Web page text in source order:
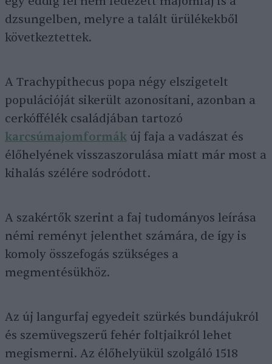
dzsungelben, melyre a talált ürülékekből
következtettek.
A Trachypithecus popa négy elszigetelt
populációját sikerült azonosítani, azonban a
cerkóffélék családjában tartozó
karcsúmajomformák új faja a vadászat és
élőhelyének visszaszorulása miatt már most a
kihalás szélére sodródott.
A szakértők szerint a faj tudományos leírása
némi reményt jelenthet számára, de így is
komoly összefogás szükséges a
megmentésükhöz.
Az új langurfaj egyedeit szürkés bundájukról
és szemüvegszerű fehér foltjaikról lehet
megismerni. Az élőhelyükül szolgáló 1518